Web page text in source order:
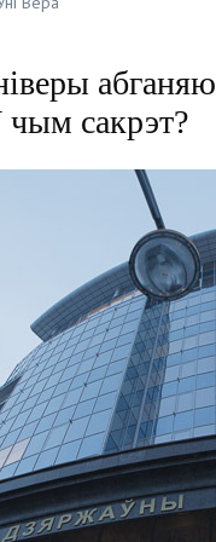
сакрэт?